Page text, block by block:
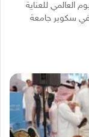
العالمي للعناية
في سكوير جامعة